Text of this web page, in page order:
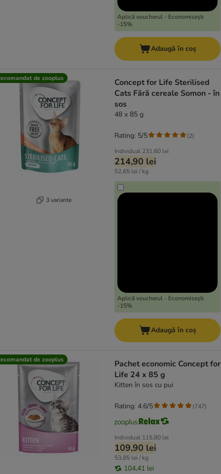
Aplică voucherul - Economisești
-15%
Adaugă în coș
de zooplus
3 variante
Concept for Life Sterilised
Cats Fără cereale Somon - în
sos
48 x 85 g
Individual 231,60 lei
214,90 lei
52,65 lei / kg
Aplică voucherul - Economisești
-15%
Rating: 5/5 (2)
Adaugă în coș
de zooplus
Pachet economic Concept for
Life 24 x 85 g
Kitten în sos cu pui
Individual 115,80 lei
109,90 lei
53,85 lei / kg
104,41 lei
Rating: 4.6/5 (747)